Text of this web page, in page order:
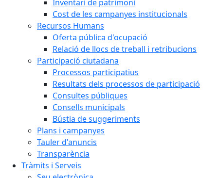
Inventari de patrimoni
Cost de les campanyes institucionals
Recursos Humans
Oferta pública d'ocupació
Relació de llocs de treball i retribucions
Participació ciutadana
Processos participatius
Resultats dels processos de participació
Consultes públiques
Consells municipals
Bústia de suggeriments
Plans i campanyes
Tauler d'anuncis
Transparència
Tràmits i Serveis